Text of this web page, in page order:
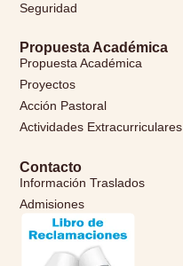
Seguridad
Propuesta Académica
Propuesta Académica
Proyectos
Acción Pastoral
Actividades Extracurriculares
Contacto
Información Traslados
Admisiones